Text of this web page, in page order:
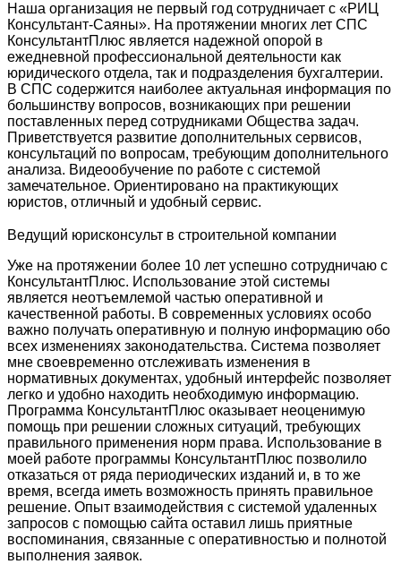
Наша организация не первый год сотрудничает с «РИЦ
Консультант-Саяны». На протяжении многих лет СПС
КонсультантПлюс является надежной опорой в
ежедневной профессиональной деятельности как
юридического отдела, так и подразделения бухгалтерии.
В СПС содержится наиболее актуальная информация по
большинству вопросов, возникающих при решении
поставленных перед сотрудниками Общества задач.
Приветствуется развитие дополнительных сервисов,
консультаций по вопросам, требующим дополнительного
анализа. Видеообучение по работе с системой
замечательное. Ориентировано на практикующих
юристов, отличный и удобный сервис.
Ведущий юрисконсульт в строительной компании
Уже на протяжении более 10 лет успешно сотрудничаю с
КонсультантПлюс. Использование этой системы
является неотъемлемой частью оперативной и
качественной работы. В современных условиях особо
важно получать оперативную и полную информацию обо
всех изменениях законодательства. Система позволяет
мне своевременно отслеживать изменения в
нормативных документах, удобный интерфейс позволяет
легко и удобно находить необходимую информацию.
Программа КонсультантПлюс оказывает неоценимую
помощь при решении сложных ситуаций, требующих
правильного применения норм права. Использование в
моей работе программы КонсультантПлюс позволило
отказаться от ряда периодических изданий и, в то же
время, всегда иметь возможность принять правильное
решение. Опыт взаимодействия с системой удаленных
запросов с помощью сайта оставил лишь приятные
воспоминания, связанные с оперативностью и полнотой
выполнения заявок.